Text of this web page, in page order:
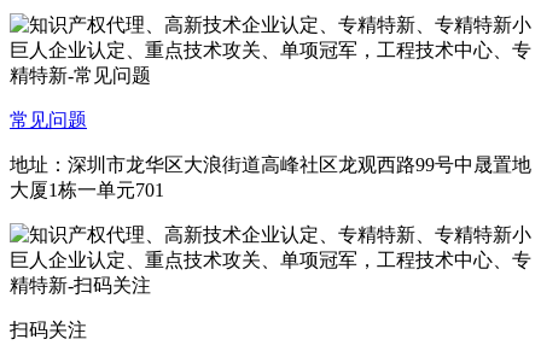
常见问题
地址：深圳市龙华区大浪街道高峰社区龙观西路99号中晟置地
大厦1栋一单元701
扫码关注